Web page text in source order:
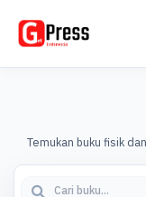
Temukan buku fisik